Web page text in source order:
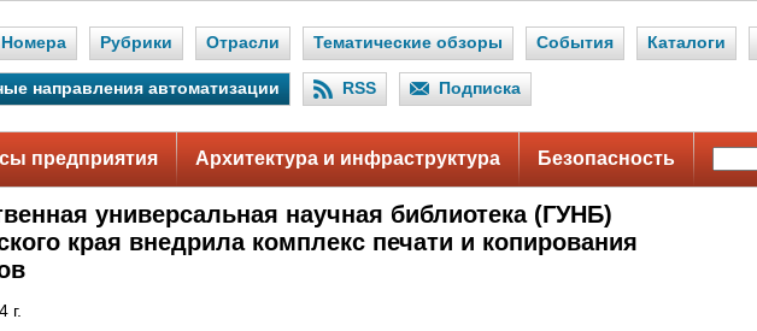
Номера Рубрики Отрасли Тематические обзоры События Каталоги
направления автоматизации RSS Подписка
предприятия Архитектура и инфраструктура Безопасность
универсальная научная библиотека (ГУНБ)
края внедрила комплекс печати и копирования
г.